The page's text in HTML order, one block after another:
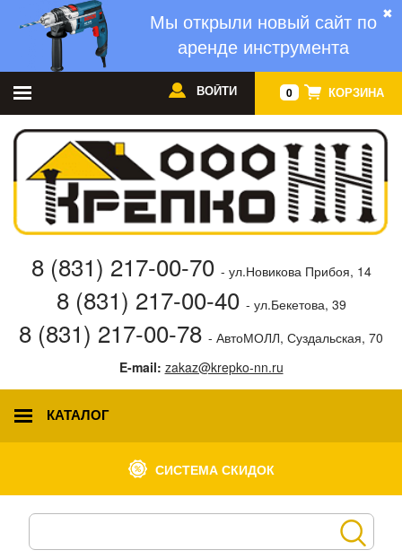
✖
Мы открыли новый сайт по
аренде инструмента
0 КОРЗИНА
ВОЙТИ
8 (831) 217-00-70 - ул.Новикова Прибоя, 14
8 (831) 217-00-40 - ул.Бекетова, 39
8 (831) 217-00-78 - АвтоМОЛЛ, Суздальская, 70
E-mail: zakaz@krepko-nn.ru
КАТАЛОГ
СИСТЕМА СКИДОК